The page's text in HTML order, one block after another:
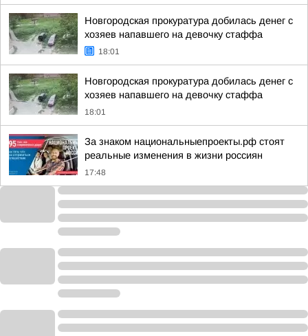
Новгородская прокуратура добилась денег с
хозяев напавшего на девочку стаффа
18:01
Новгородская прокуратура добилась денег с
хозяев напавшего на девочку стаффа
18:01
За знаком национальныепроекты.рф стоят
реальные изменения в жизни россиян
17:48